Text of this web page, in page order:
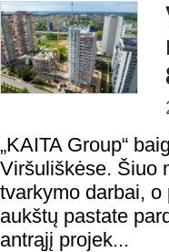
„KAITA Group“
Viršuliškėse. Šiuo
tvarkymo darbai,
aukštų pastate
antrąjį projek...